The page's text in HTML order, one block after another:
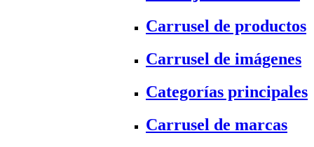
Carrusel de productos
Carrusel de imágenes
Categorías principales
Carrusel de marcas